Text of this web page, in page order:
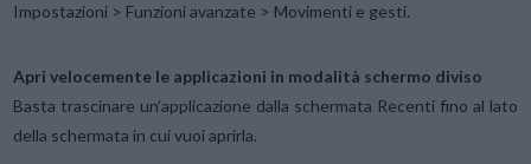
Impostazioni > Funzioni avanzate > Movimenti e gesti.
Apri velocemente le applicazioni in modalità schermo diviso
Basta trascinare un’applicazione dalla schermata Recenti fino al lato
della schermata in cui vuoi aprirla.